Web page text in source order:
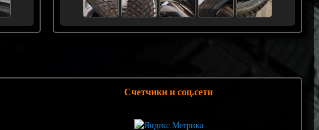
Счетчики и соц.сети